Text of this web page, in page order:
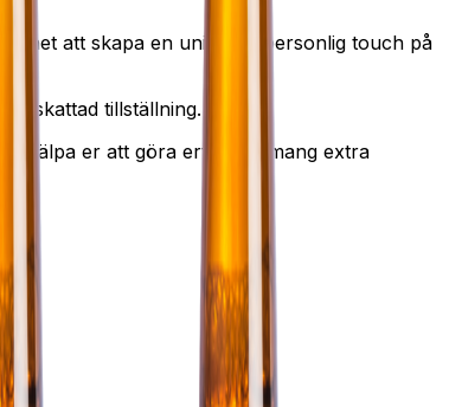
att skapa en unik och personlig touch på
tillställning.
hjälpa er att göra ert evenemang extra